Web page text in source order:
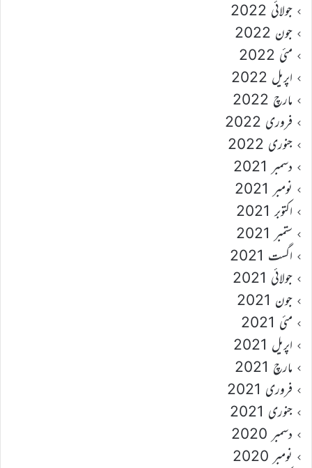
جولائی 2022
جون 2022
مئی 2022
اپریل 2022
مارچ 2022
فروری 2022
جنوری 2022
دسمبر 2021
نومبر 2021
اکتوبر 2021
ستمبر 2021
اگست 2021
جولائی 2021
جون 2021
مئی 2021
اپریل 2021
مارچ 2021
فروری 2021
جنوری 2021
دسمبر 2020
نومبر 2020